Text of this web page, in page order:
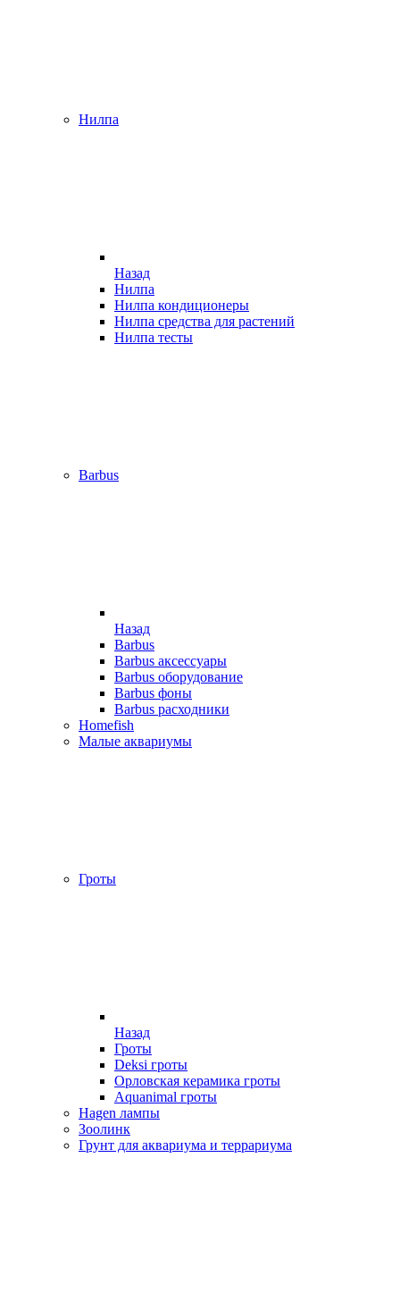
Нилпа
Назад
Нилпа
Нилпа кондиционеры
Нилпа средства для растений
Нилпа тесты
Barbus
Назад
Barbus
Barbus аксессуары
Barbus оборудование
Barbus фоны
Barbus расходники
Homefish
Малые аквариумы
Гроты
Назад
Гроты
Deksi гроты
Орловская керамика гроты
Aquanimal гроты
Hagen лампы
Зоолинк
Грунт для аквариума и террариума